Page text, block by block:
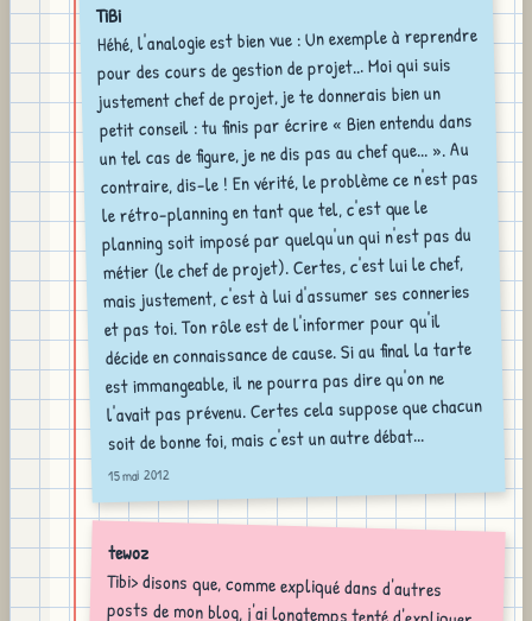
TiBi
Héhé, l'analogie est bien vue : Un exemple à reprendre
pour des cours de gestion de projet... Moi qui suis
justement chef de projet, je te donnerais bien un
petit conseil : tu finis par écrire « Bien entendu dans
un tel cas de figure, je ne dis pas au chef que... ». Au
contraire, dis-le ! En vérité, le problème ce n'est pas
le rétro-planning en tant que tel, c'est que le
planning soit imposé par quelqu'un qui n'est pas du
métier (le chef de projet). Certes, c'est lui le chef,
mais justement, c'est à lui d'assumer ses conneries
et pas toi. Ton rôle est de l'informer pour qu'il
décide en connaissance de cause. Si au final la tarte
est immangeable, il ne pourra pas dire qu'on ne
l'avait pas prévenu. Certes cela suppose que chacun
soit de bonne foi, mais c'est un autre débat...
15 mai 2012
tewoz
Tibi> disons que, comme expliqué dans d'autres
posts de mon blog, j'ai longtemps tenté d'expliquer
ce genre de choses à mes superieurs, mais partant
du constat qu'ils ne reflechissent pas comme des
gens normaux, en tout cas pas comme moi, cela ne
m'a attiré que des ennuies. Maintenant je laisse faire,
et je me marre, il faut mieux le prendre comme ça.
Sur le papier la gestion de projet permet de faire
plein de choses formidables, mais il faut suivre à la
lettre, se donner le temps et les moyens. Ce n'est
jamais le cas en entreprise. Combien de fois j'ai vu
des projets dont les developpements avaient déjà
commencés alors que le client n'avait pas encore